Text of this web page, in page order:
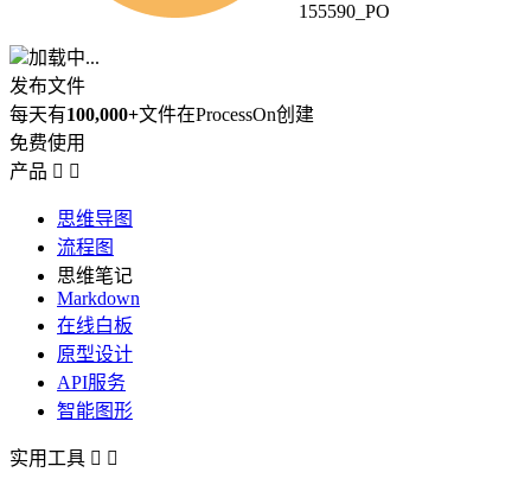
155590_PO
加载中...
发布文件
每天有100,000+文件在ProcessOn创建
免费使用
产品  
思维导图
流程图
思维笔记
Markdown
在线白板
原型设计
API服务
智能图形
实用工具  